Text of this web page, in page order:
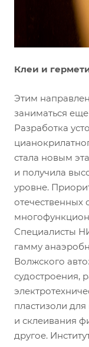
Клеи и
Этим
заниматься
Разработка
стала новым
и получила
уровне.
отечественных
Специалисты
гамму
Волжского
судостроения,
пластизоли
и склеивания
другое.